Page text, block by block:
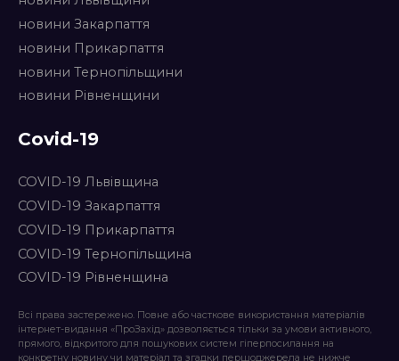
новини Закарпаття
новини Прикарпаття
новини Тернопільщини
новини Рівненщини
Covid-19
COVID-19 Львівщина
COVID-19 Закарпаття
COVID-19 Прикарпаття
COVID-19 Тернопільщина
COVID-19 Рівненщина
Всі права застережено. Повне або часткове використання матеріалів
інтернет-видання «ПроЗахід» дозволяється тільки за умови активного,
прямого, відкритого для пошукових систем гіперпосилання на
конкретну новину чи матеріал та згадки першоджерела не нижче